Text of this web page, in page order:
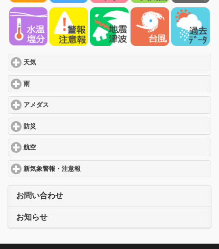
天気
雨
アメダス
防災
航空
新気象警報・注意報
お問い合わせ
お知らせ